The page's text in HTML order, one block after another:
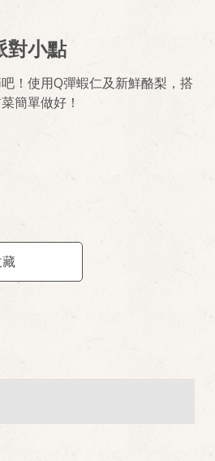
對小點
！使用Q彈蝦仁及新鮮酪梨，搭
簡單做好！